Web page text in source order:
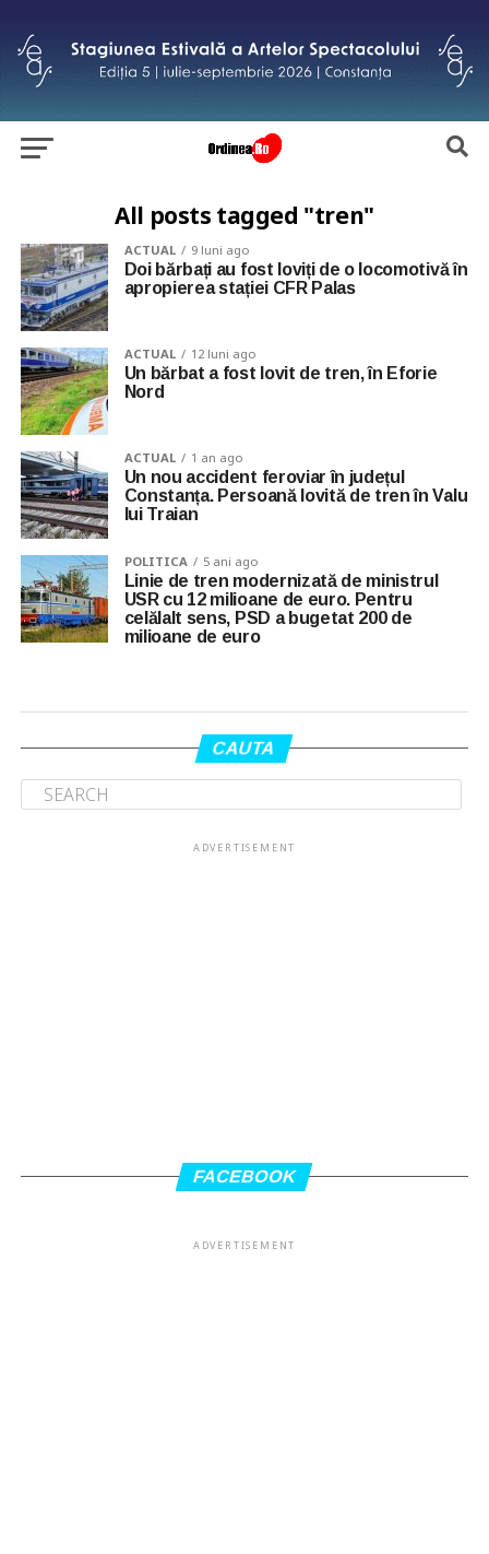
All posts tagged "tren"
ACTUAL 9 luni ago
Doi bărbați au fost loviți de o locomotivă în
apropierea stației CFR Palas
ACTUAL 12 luni ago
Un bărbat a fost lovit de tren, în Eforie
Nord
ACTUAL 1 an ago
Un nou accident feroviar în județul
Constanța. Persoană lovită de tren în Valu
lui Traian
POLITICA 5 ani ago
Linie de tren modernizată de ministrul
USR cu 12 milioane de euro. Pentru
celălalt sens, PSD a bugetat 200 de
milioane de euro
CAUTA
ADVERTISEMENT
FACEBOOK
ADVERTISEMENT